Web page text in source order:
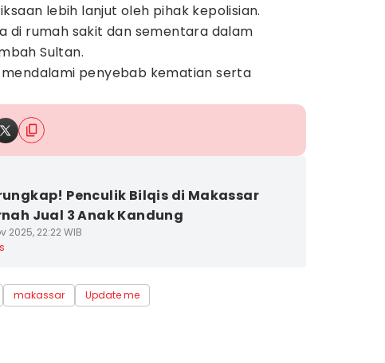
lebih lanjut oleh pihak kepolisian.
di rumah sakit dan sementara dalam
Sultan.
mendalami penyebab kematian serta
Penculik Bilqis di Makassar
Jual 3 Anak Kandung
2025, 22:22 WIB
makassar Update me